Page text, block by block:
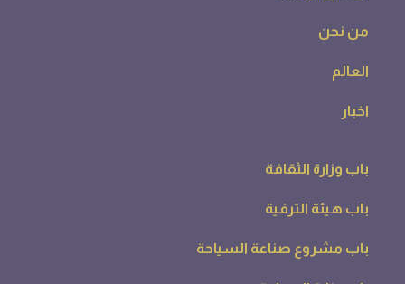
من نحن
العالم
اخبار
باب وزارة الثقافة
باب هيئة الترفية
باب مشروع صناعة السياحة